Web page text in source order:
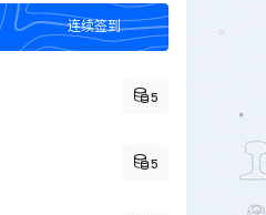
连续签到
5
5